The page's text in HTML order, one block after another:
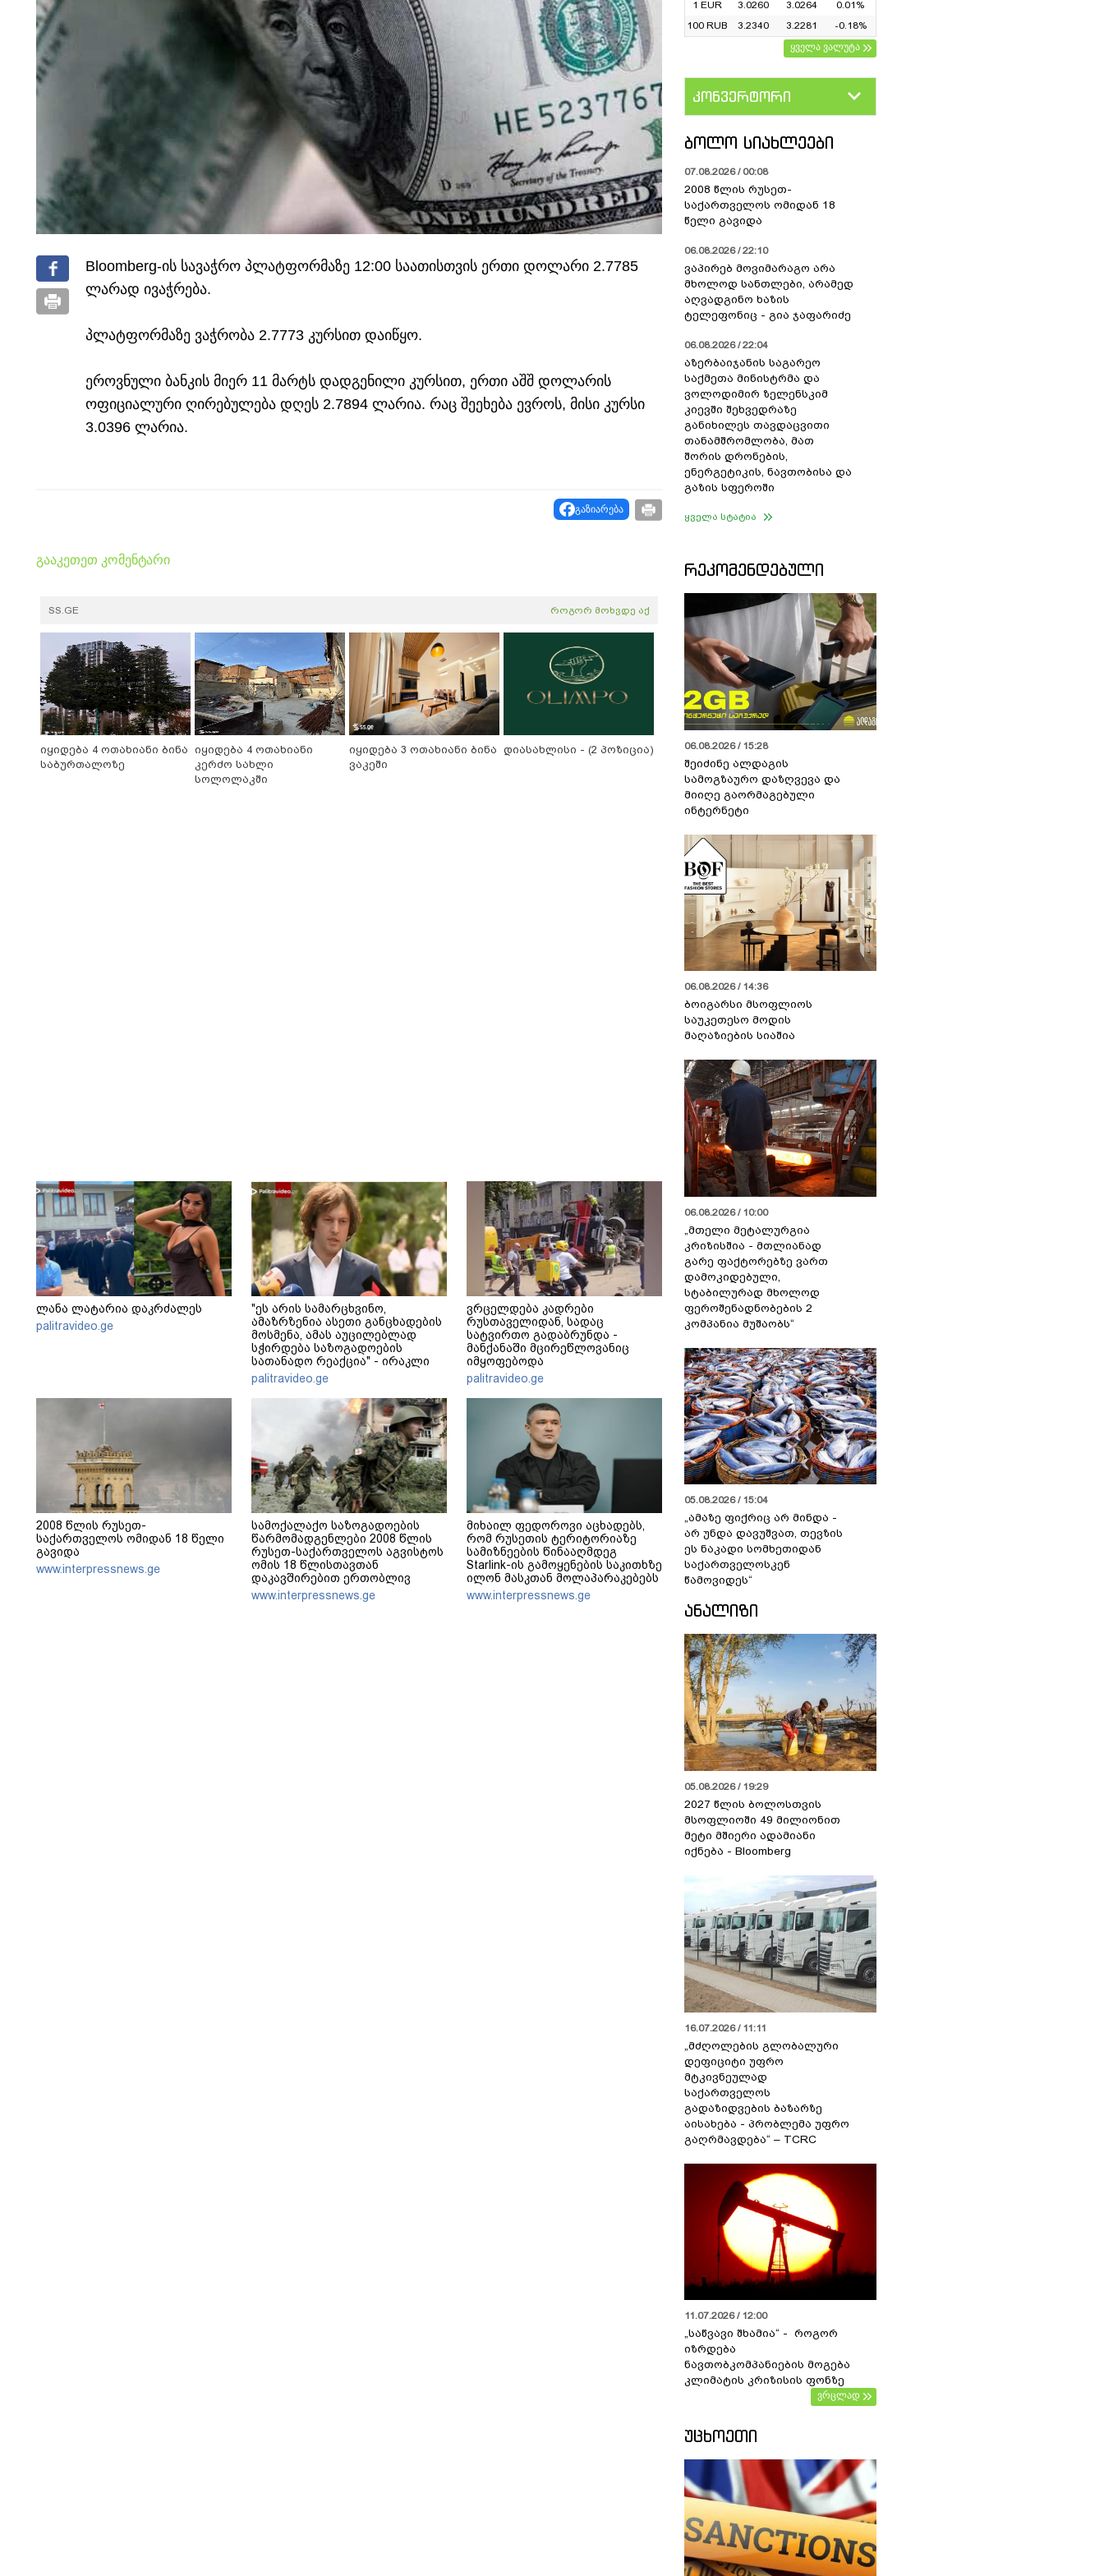
Bloomberg-ის სავაჭრო პლატფორმაზე 12:00 საათისთვის ერთი დოლარი 2.7785
ლარად ივაჭრება.
პლატფორმაზე ვაჭრობა 2.7773 კურსით დაიწყო.
ეროვნული ბანკის მიერ 11 მარტს დადგენილი კურსით, ერთი აშშ დოლარის
ოფიციალური ღირებულება დღეს 2.7894 ლარია. რაც შეეხება ევროს, მისი კურსი
3.0396 ლარია.
გაზიარება
გააკეთეთ კომენტარი
SS.GE როგორ მოხვდე აქ
იყიდება 4 ოთახიანი ბინა
საბურთალოზე
იყიდება 4 ოთახიანი
კერძო სახლი
სოლოლაკში
იყიდება 3 ოთახიანი ბინა
ვაკეში
დიასახლისი - (2 პოზიცია)
ლანა ლატარია დაკრძალეს
palitravideo.ge
"ეს არის სამარცხვინო,
ამაზრზენია ასეთი განცხადების
მოსმენა, ამას აუცილებლად
სჭირდება საზოგადოების
სათანადო რეაქცია" - ირაკლი
კობახიძე
palitravideo.ge
ვრცელდება კადრები
რუსთაველიდან, სადაც
სატვირთო გადაბრუნდა -
მანქანაში მცირეწლოვანიც
იმყოფებოდა
palitravideo.ge
2008 წლის რუსეთ-
საქართველოს ომიდან 18 წელი
გავიდა
www.interpressnews.ge
სამოქალაქო საზოგადოების
წარმომადგენლები 2008 წლის
რუსეთ-საქართველოს აგვისტოს
ომის 18 წლისთავთან
დაკავშირებით ერთობლივ
განცხადებას ავრცელებენ
www.interpressnews.ge
მიხაილ ფედოროვი აცხადებს,
რომ რუსეთის ტერიტორიაზე
სამიზნეების წინააღმდეგ
Starlink-ის გამოყენების საკითხზე
ილონ მასკთან მოლაპარაკებებს
აწარმოებს
www.interpressnews.ge
1 EUR
3.0260 3.0264
0.01%
100 RUB
3.2340 3.2281
-0.18%
ყველა ვალუტა
კონვერტორი
ᲑᲝᲚᲝ ᲡᲘᲐᲮᲚᲔᲔᲑᲘ
07.08.2026 / 00:08
2008 წლის რუსეთ-
საქართველოს ომიდან 18
წელი გავიდა
06.08.2026 / 22:10
ვაპირებ მოვიმარაგო არა
მხოლოდ სანთლები, არამედ
აღვადგინო ხაზის
ტელეფონიც - გია ჯაფარიძე
06.08.2026 / 22:04
აზერბაიჯანის საგარეო
საქმეთა მინისტრმა და
ვოლოდიმირ ზელენსკიმ
კიევში შეხვედრაზე
განიხილეს თავდაცვითი
თანამშრომლობა, მათ
შორის დრონების,
ენერგეტიკის, ნავთობისა და
გაზის სფეროში
ყველა სტატია
ᲠᲔᲙᲝᲛᲔᲜᲓᲔᲑᲣᲚᲘ
06.08.2026 / 15:28
შეიძინე ალდაგის
სამოგზაურო დაზღვევა და
მიიღე გაორმაგებული
ინტერნეტი
06.08.2026 / 14:36
ბოიგარსი მსოფლიოს
საუკეთესო მოდის
მაღაზიების სიაშია
06.08.2026 / 10:00
„მთელი მეტალურგია
კრიზისშია - მთლიანად
გარე ფაქტორებზე ვართ
დამოკიდებული,
სტაბილურად მხოლოდ
ფეროშენადნობების 2
კომპანია მუშაობს“
05.08.2026 / 15:04
„ამაზე ფიქრიც არ მინდა -
არ უნდა დავუშვათ, თევზის
ეს ნაკადი სომხეთიდან
საქართველოსკენ
წამოვიდეს“
ᲐᲜᲐᲚᲘᲖᲘ
05.08.2026 / 19:29
2027 წლის ბოლოსთვის
მსოფლიოში 49 მილიონით
მეტი მშიერი ადამიანი
იქნება - Bloomberg
16.07.2026 / 11:11
„მძღოლების გლობალური
დეფიციტი უფრო
მტკივნეულად
საქართველოს
გადაზიდვების ბაზარზე
აისახება - პრობლემა უფრო
გაღრმავდება“ – TCRC
11.07.2026 / 12:00
„საწვავი შხამია“ - როგორ
იზრდება
ნავთობკომპანიების მოგება
კლიმატის კრიზისის ფონზე
ვრცლად
ᲣᲪᲮᲝᲔᲗᲘ